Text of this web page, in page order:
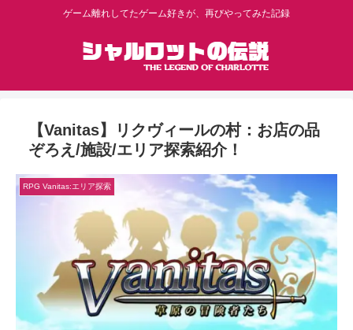
ゲーム離れしてたゲーム好きが、再びやってみた記録
【Vanitas】リクヴィールの村：お店の品
ぞろえ/施設/エリア探索紹介！
RPG Vanitas:エリア探索